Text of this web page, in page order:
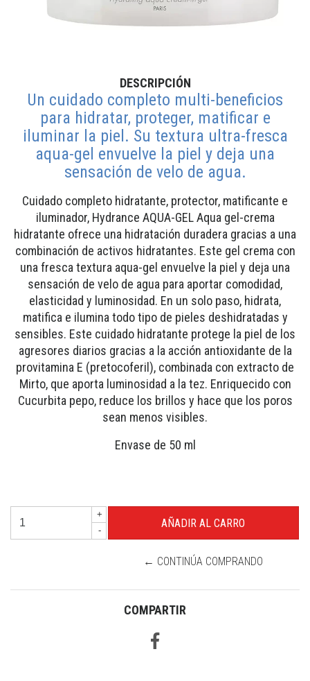
DESCRIPCIÓN
Un cuidado completo multi-beneficios
para hidratar, proteger, matificar e
iluminar la piel. Su textura ultra-fresca
aqua-gel envuelve la piel y deja una
sensación de velo de agua.
Cuidado completo hidratante, protector, matificante e
iluminador, Hydrance AQUA-GEL Aqua gel-crema
hidratante ofrece una hidratación duradera gracias a una
combinación de activos hidratantes. Este gel crema con
una fresca textura aqua-gel envuelve la piel y deja una
sensación de velo de agua para aportar comodidad,
elasticidad y luminosidad. En un solo paso, hidrata,
matifica e ilumina todo tipo de pieles deshidratadas y
sensibles. Este cuidado hidratante protege la piel de los
agresores diarios gracias a la acción antioxidante de la
provitamina E (pretocoferil), combinada con extracto de
Mirto, que aporta luminosidad a la tez. Enriquecido con
Cucurbita pepo, reduce los brillos y hace que los poros
sean menos visibles.
Envase de 50 ml
+
-
← CONTINÚA COMPRANDO
COMPARTIR